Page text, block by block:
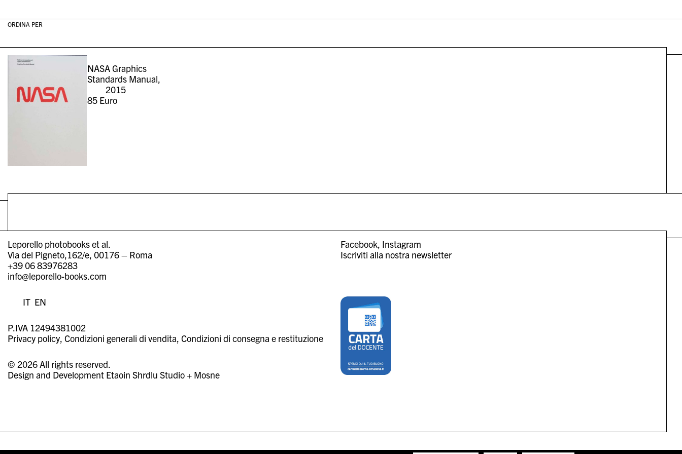
ORDINA PER
NASA Graphics
Standards Manual,
2015
85 Euro
Facebook Instagram
Iscriviti alla nostra newsletter
Leporello photobooks et al.
Via del Pigneto,162/e, 00176 – Roma
+39 06 83976283
info@leporello-books.com
IT EN
P.IVA 12494381002
Privacy policy Condizioni generali di vendita Condizioni di consegna e restituzione
© 2026 All rights reserved.
Design and Development Etaoin Shrdlu Studio+ Mosne